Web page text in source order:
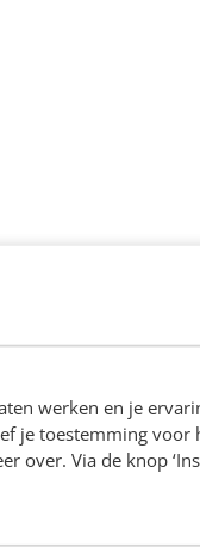
werken en je
je toestemming voor
over. Via de knop